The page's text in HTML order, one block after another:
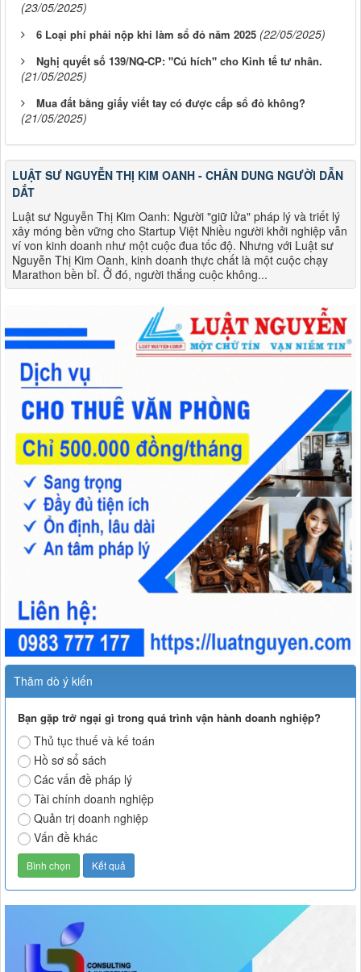
(23/05/2025)
6 Loại phí phải nộp khi làm sổ đỏ năm 2025 (22/05/2025)
Nghị quyết số 139/NQ-CP: "Cú hích" cho Kinh tế tư nhân.
(21/05/2025)
Mua đất bằng giấy viết tay có được cấp sổ đỏ không?
(21/05/2025)
LUẬT SƯ NGUYỄN THỊ KIM OANH - CHÂN DUNG NGƯỜI DẪN
DẮT
Luật sư Nguyễn Thị Kim Oanh: Người "giữ lửa" pháp lý và triết lý
xây móng bền vững cho Startup Việt Nhiều người khởi nghiệp vẫn
ví von kinh doanh như một cuộc đua tốc độ. Nhưng với Luật sư
Nguyễn Thị Kim Oanh, kinh doanh thực chất là một cuộc chạy
Marathon bền bỉ. Ở đó, người thắng cuộc không...
Thăm dò ý kiến
Bạn gặp trở ngại gì trong quá trình vận hành doanh nghiệp?
Thủ tục thuế và kế toán
Hồ sơ sổ sách
Các vấn đề pháp lý
Tài chính doanh nghiệp
Quản trị doanh nghiệp
Vấn đề khác